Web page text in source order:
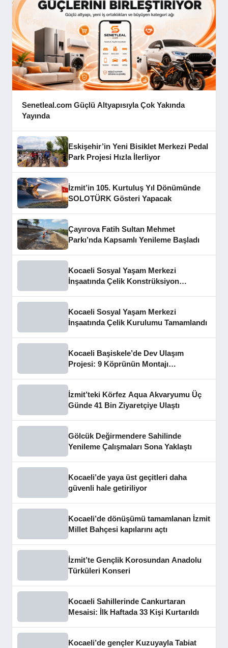
Senetleal.com Güçlü Altyapısıyla Çok Yakında
Yayında
Eskişehir’in Yeni Bisiklet Merkezi Pedal
Park Projesi Hızla İlerliyor
İzmit’in 105. Kurtuluş Yıl Dönümünde
SOLOTÜRK Gösteri Yapacak
Çayırova Fatih Sultan Mehmet
Parkı’nda Kapsamlı Yenileme Başladı
Kocaeli Sosyal Yaşam Merkezi
İnşaatında Çelik Konstrüksiyon
Kocaeli Sosyal Yaşam Merkezi
İnşaatında Çelik Kurulumu Tamamlandı
Kocaeli Başiskele’de Dev Ulaşım
Projesi: 9 Köprünün Montajı
İzmit’teki Körfez Aqua Akvaryumu Üç
Günde 41 Bin Ziyaretçiye Ulaştı
Gölcük Değirmendere Sahilinde
Yenileme Çalışmaları Sona Yaklaştı
Kocaeli’de yaya üst geçitleri daha
güvenli hale getiriliyor
Kocaeli’de dönüşümü tamamlanan İzmit
Millet Bahçesi kapılarını açtı
İzmit’te Gençlik Korosundan Anadolu
Türküleri Konseri
Kocaeli Sahillerinde Cankurtaran
Mesaisi: İlk Haftada 33 Kişi Kurtarıldı
Kocaeli’de gençler Kuzuyayla Tabiat